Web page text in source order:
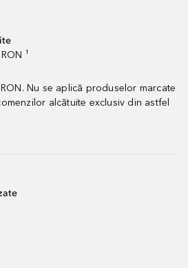
¹
Nu se aplică produselor marcate
alcătuite exclusiv din astfel